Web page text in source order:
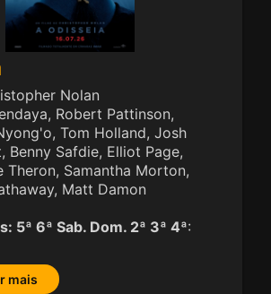
Nolan
Robert Pattinson,
Tom Holland, Josh
Benny Safdie, Elliot Page,
Theron, Samantha Morton,
Matt Damon
5ª 6ª Sab. Dom. 2ª 3ª 4ª:
mais